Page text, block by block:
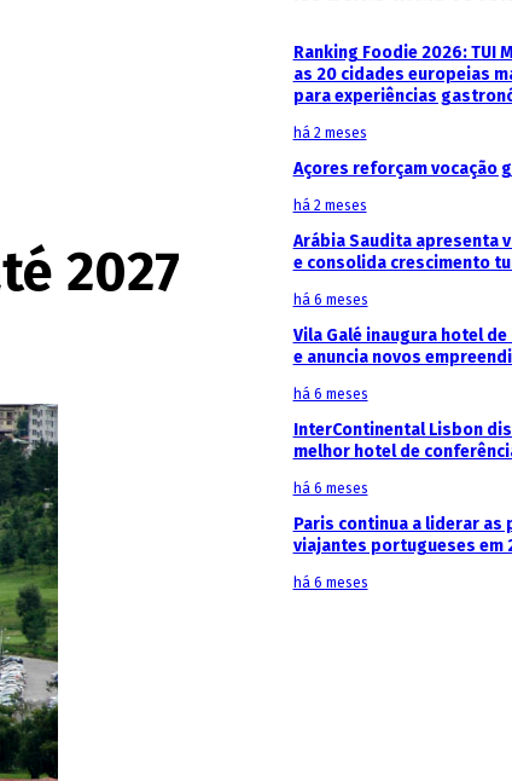
2027
Ranking Foodie 2026: TUI
as 20 cidades europeias
para experiências
há 2 meses
Açores reforçam vocação
há 2 meses
Arábia Saudita apresenta
e consolida crescimento
há 6 meses
Vila Galé inaugura hotel de
e anuncia novos
há 6 meses
InterContinental Lisbon
melhor hotel de
há 6 meses
Paris continua a liderar as
viajantes portugueses em
há 6 meses